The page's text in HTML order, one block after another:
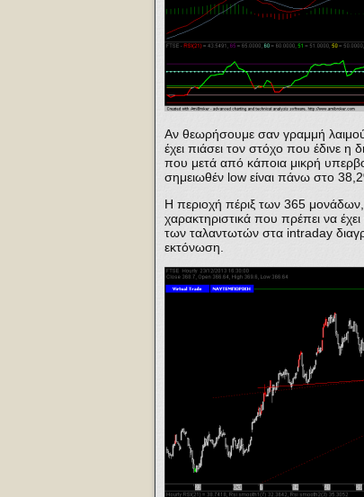
Αν θεωρήσουμε σαν γραμμή
έχει πιάσει τον στόχο που έδινε
που μετά από κάποια μικρή
σημειωθέν low είναι πάνω στο
Η περιοχή πέριξ των 365 μονάδων,
χαρακτηριστικά που πρέπει να
των ταλαντωτών στα intraday
εκτόνωση.